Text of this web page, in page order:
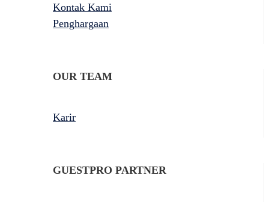
Kontak Kami
Penghargaan
OUR TEAM
Karir
GUESTPRO PARTNER